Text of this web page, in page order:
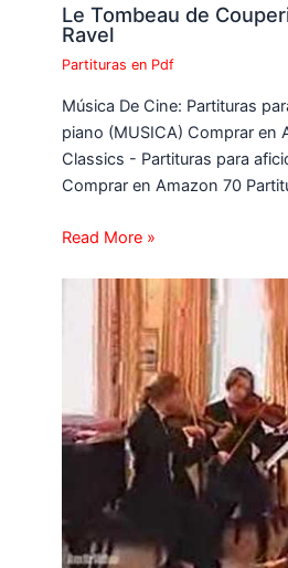
Le Tombeau de
Ravel
Partituras en Pdf
Música De Cine: Partituras
piano (MUSICA) Comprar en
Classics - Partituras para
Comprar en Amazon 70
Read More »